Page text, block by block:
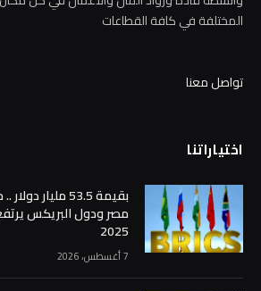
المختلفة في كافة القطاعات
تواصل معنا
اختياراتنا
بقيمة 53.5
2025
7 أغسطس، 2026